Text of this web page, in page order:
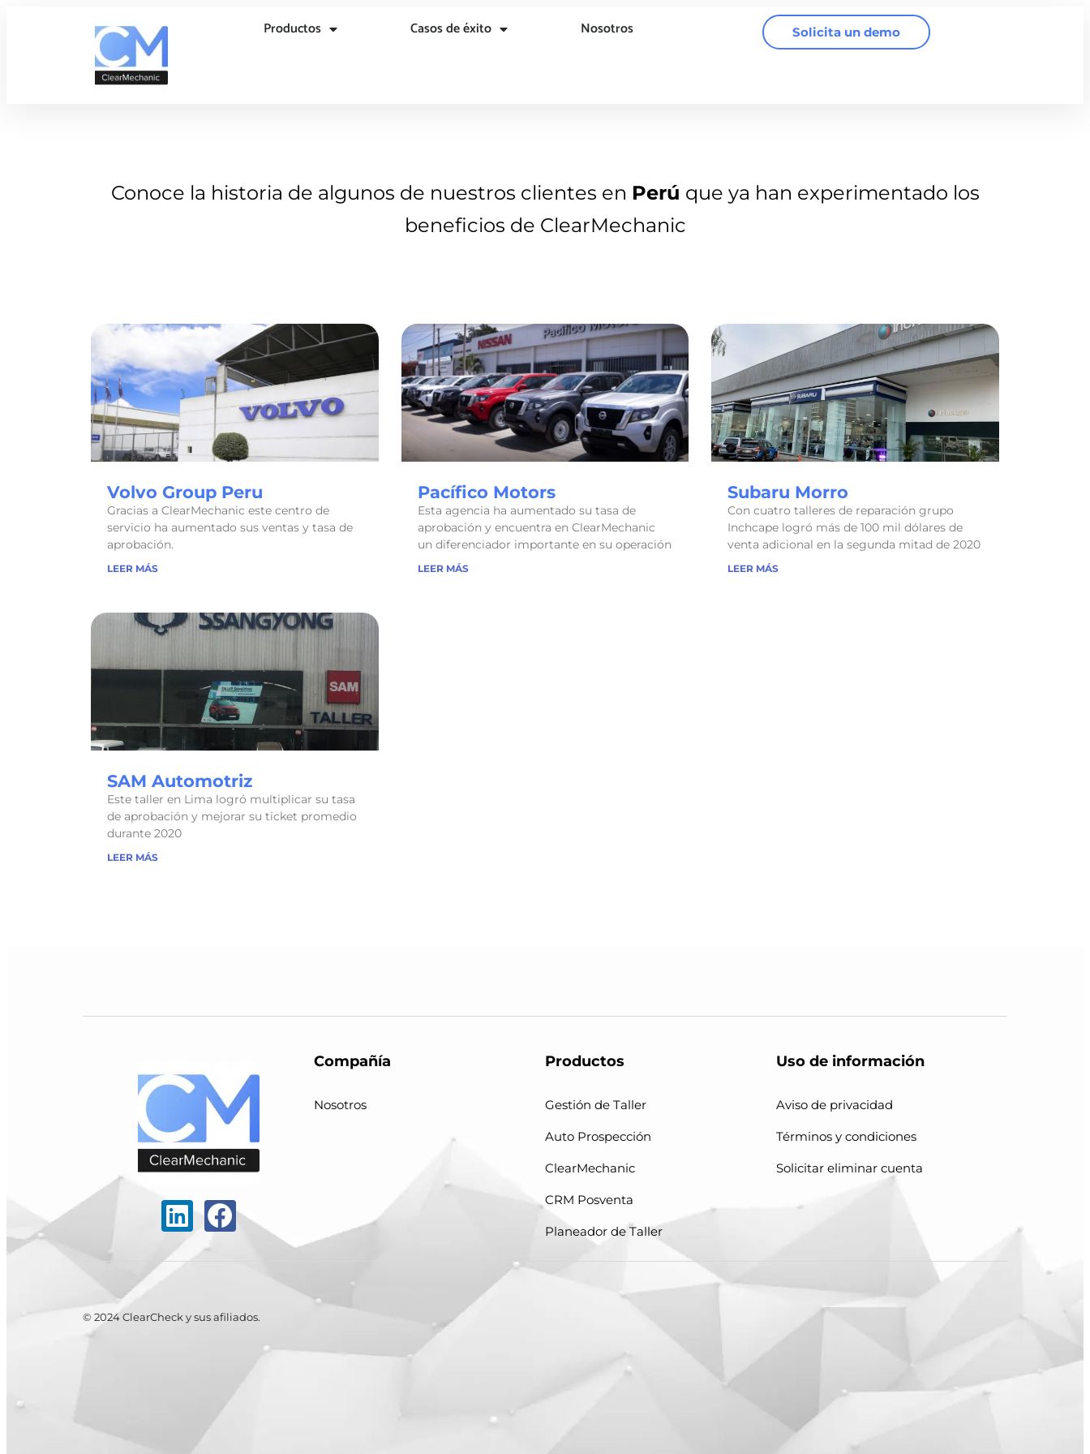
Productos Casos de éxito Nosotros Solicita un demo
Conoce la historia de algunos de nuestros clientes en Perú que ya han experimentado los
beneficios de ClearMechanic
Volvo Group Peru
Gracias a ClearMechanic este centro de
servicio ha aumentado sus ventas y tasa de
aprobación.
LEER MÁS
Pacífico Motors
Esta agencia ha aumentado su tasa de
aprobación y encuentra en ClearMechanic
un diferenciador importante en su operación
LEER MÁS
Subaru Morro
Con cuatro talleres de reparación grupo
Inchcape logró más de 100 mil dólares de
venta adicional en la segunda mitad de 2020
LEER MÁS
SAM Automotriz
Este taller en Lima logró multiplicar su tasa
de aprobación y mejorar su ticket promedio
durante 2020
LEER MÁS
Compañía
Nosotros
Productos
Gestión de Taller
Auto Prospección
ClearMechanic
CRM Posventa
Planeador de Taller
Uso de información
Aviso de privacidad
Términos y condiciones
Solicitar eliminar cuenta
© 2024 ClearCheck y sus afiliados.